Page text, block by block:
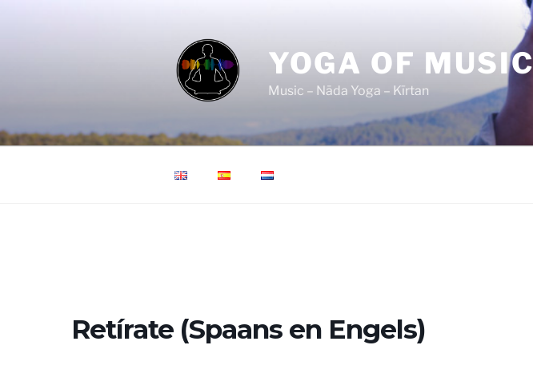
YOGA OF MUSIC
Music – Nāda Yoga – Kīrtan
Retírate (Spaans en Engels)